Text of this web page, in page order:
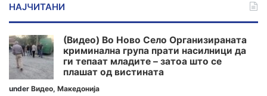
НАЈЧИТАНИ
(Видео) Во Ново Село Организираната
криминална група прати насилници да
ги тепаат младите – затоа што се
плашат од вистината
under Видео, Македонија